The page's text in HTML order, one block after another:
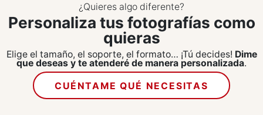
¿Quieres algo diferente?
Personaliza tus fotografías como
quieras
Elige el tamaño, el soporte, el formato… ¡Tú decides! Dime
que deseas y te atenderé de manera personalizada.
CUÉNTAME QUÉ NECESITAS